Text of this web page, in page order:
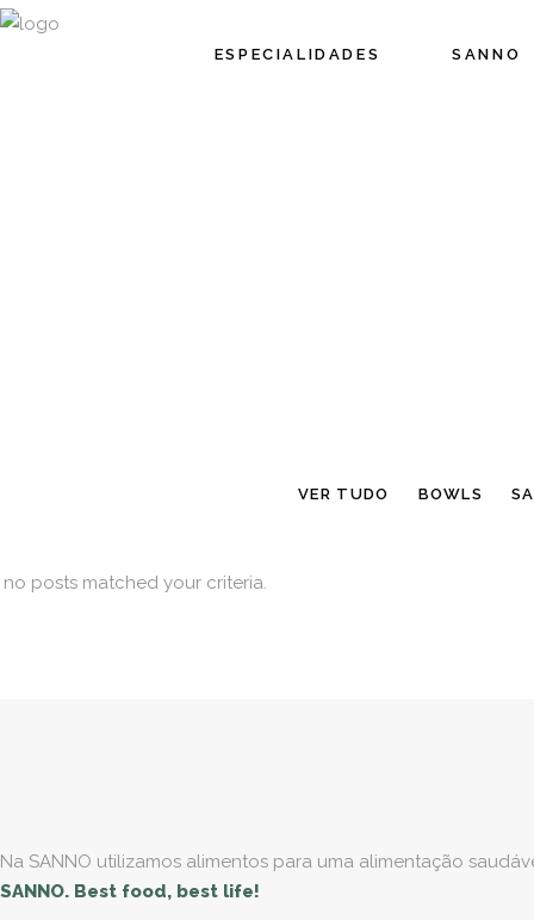
ESPECIALIDADES SANNO
VER TUDO BOWLS
no posts matched your criteria.
Na SANNO utilizamos alimentos para uma alimentação
SANNO. Best food, best life!